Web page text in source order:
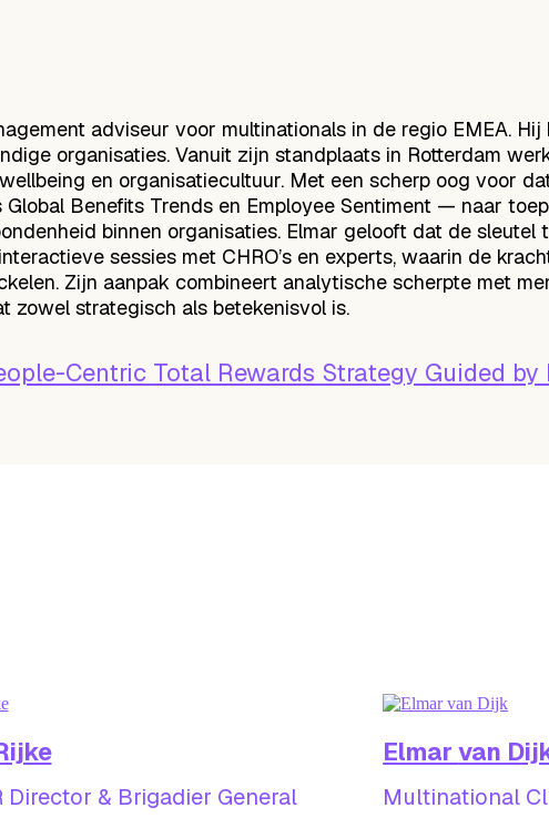
adviseur voor multinationals in de regio EMEA.
organisaties. Vanuit zijn standplaats in Rotterdam
en organisatiecultuur. Met een scherp oog voor
Benefits Trends en Employee Sentiment — naar
binnen organisaties. Elmar gelooft dat de
sessies met CHRO’s en experts, waarin de
Zijn aanpak combineert analytische scherpte met
zowel strategisch als betekenisvol is.
Centric Total Rewards Strategy Guided by
Director & Brigadier General
Elmarvan
Multinational